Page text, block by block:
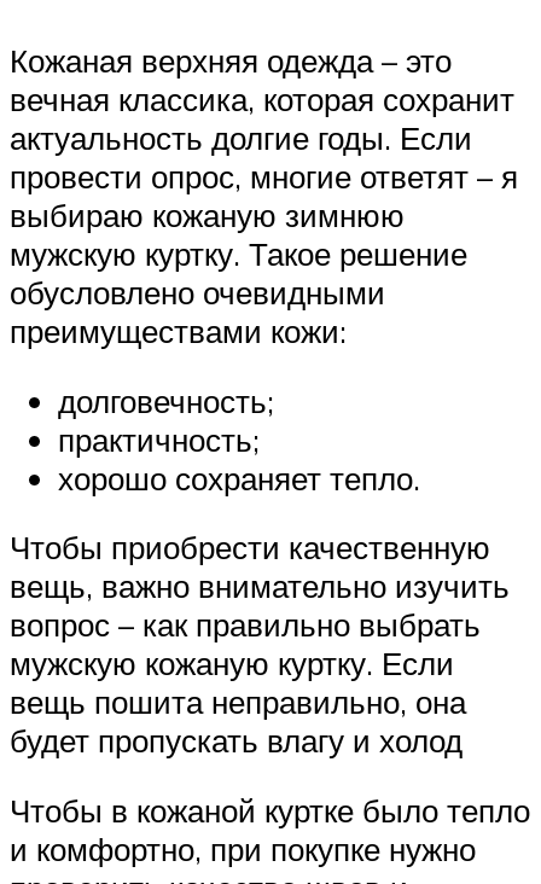
Кожаная верхняя одежда – это
вечная классика, которая сохранит
актуальность долгие годы. Если
провести опрос, многие ответят – я
выбираю кожаную зимнюю
мужскую куртку. Такое решение
обусловлено очевидными
преимуществами кожи:
долговечность;
практичность;
хорошо сохраняет тепло.
Чтобы приобрести качественную
вещь, важно внимательно изучить
вопрос – как правильно выбрать
мужскую кожаную куртку. Если
вещь пошита неправильно, она
будет пропускать влагу и холод
Чтобы в кожаной куртке было тепло
и комфортно, при покупке нужно